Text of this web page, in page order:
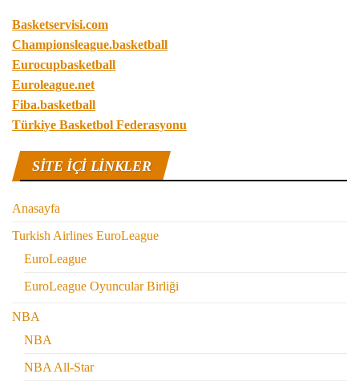
Basketservisi.com
Championsleague.basketball
Eurocupbasketball
Euroleague.net
Fiba.basketball
Türkiye Basketbol Federasyonu
SITE IÇI LINKLER
Anasayfa
Turkish Airlines EuroLeague
EuroLeague
EuroLeague Oyuncular Birliği
NBA
NBA
NBA All-Star